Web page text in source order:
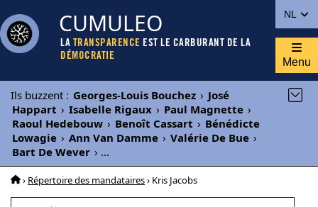
NL
CUMULEO
LA TRANSPARENCE EST LE CARBURANT DE LA
DÉMOCRATIE
Menu
Ils buzzent : Georges-Louis Bouchez › José
Happart › Isabelle Rigaux › Paul Magnette ›
Raoul Hedebouw › Benoît Cassart › Bénédicte
Lowagie › Ann Van Damme › Valérie De Bue ›
Bart De Wever › ...
› Répertoire des mandataires› Kris Jacobs